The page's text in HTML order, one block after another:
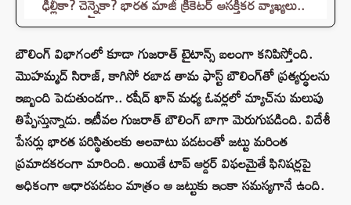
ఢిల్లీకా? చెన్నైకా? భారత మాజీ క్రికెటర్ ఆసక్తికర వ్యాఖ్యలు..
బౌలింగ్ విభాగంలో కూడా గుజరాత్ టైటాన్స్ బలంగా కనిపిస్తోంది.
మొహమ్మద్ సిరాజ్‌, కాగిసో రబాడ తామ ఫాస్ట్ బౌలింగ్‌తో ప్రత్యర్థులను
ఇబ్బంది పెడుతుండగా.. రషీద్ ఖాన్ మధ్య ఓవర్లలో మ్యాచ్‌ను మలుపు
తిప్పేస్తున్నాడు. ఇటీవల గుజరాత్ బౌలింగ్ బాగా మెరుగుపడింది. విదేశీ
పేసర్లు భారత పరిస్థితులకు అలవాటు పడటంతో జట్టు మరింత
ప్రమాదకరంగా మారింది. అయితే టాప్ ఆర్డర్ విఫలమైతే ఫినిషర్లపై
అధికంగా ఆధారపడటం మాత్రం ఆ జట్టుకు ఇంకా సమస్యగానే ఉంది.